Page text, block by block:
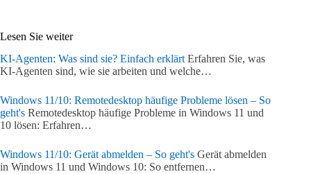
Lesen Sie weiter
KI-Agenten: Was sind sie? Einfach erklärtErfahren Sie, was
KI-Agenten sind, wie sie arbeiten und welche…
Windows 11/10: Remotedesktop häufige Probleme lösen – So
geht's Remotedesktop häufige Probleme in Windows 11 und
10 lösen: Erfahren…
Windows 11/10: Gerät abmelden – So geht's Gerät abmelden
in Windows 11 und Windows 10: So entfernen…